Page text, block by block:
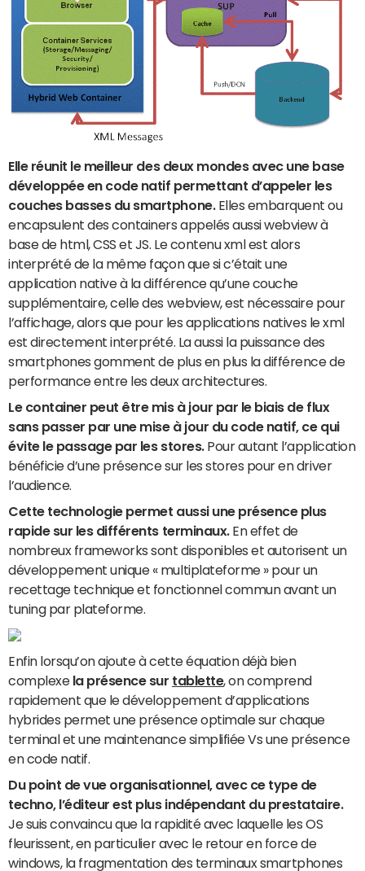
Elle réunit le meilleur des deux mondes avec une base
développée en code natif permettant d’appeler les
couches basses du smartphone. Elles embarquent ou
encapsulent des containers appelés aussi webview à
base de html, CSS et JS. Le contenu xml est alors
interprété de la même façon que si c’était une
application native à la différence qu’une couche
supplémentaire, celle des webview, est nécessaire pour
l’affichage, alors que pour les applications natives le xml
est directement interprété. La aussi la puissance des
smartphones gomment de plus en plus la différence de
performance entre les deux architectures.
Le container peut être mis à jour par le biais de flux
sans passer par une mise à jour du code natif, ce qui
évite le passage par les stores.Pour autant l’application
bénéficie d’une présence sur les stores pour en driver
l’audience.
Cette technologie permet aussi une présence plus
rapide sur les différents terminaux.En effet de
nombreux frameworks sont disponibles et autorisent un
développement unique « multiplateforme » pour un
recettage technique et fonctionnel commun avant un
tuning par plateforme.
Enfin lorsqu’on ajoute à cette équation déjà bien
complexe la présence sur tablette, on comprend
rapidement que le développement d’applications
hybrides permet une présence optimale sur chaque
terminal et une maintenance simplifiée Vs une présence
en code natif.
Du point de vue organisationnel, avec ce type de
techno, l’éditeur est plus indépendant du prestataire.
Je suis convaincu que la rapidité avec laquelle les OS
fleurissent, en particulier avec le retour en force de
windows, la fragmentation des terminaux smartphones